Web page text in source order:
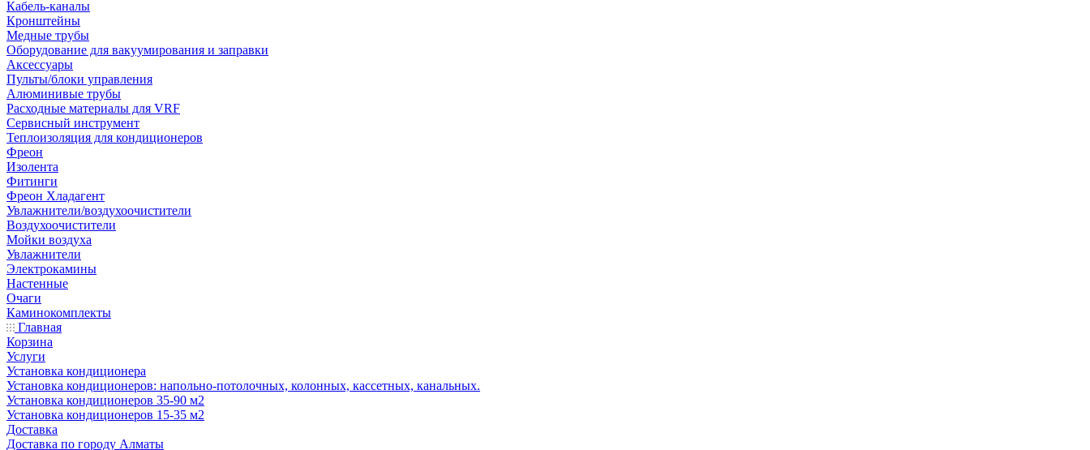
Кабель-каналы
Кронштейны
Медные трубы
Оборудование для вакуумирования и заправки
Аксессуары
Пульты/блоки управления
Алюминивые трубы
Расходные материалы для VRF
Сервисный инструмент
Теплоизоляция для кондиционеров
Фреон
Изолента
Фитинги
Фреон Хладагент
Увлажнители/воздухоочистители
Воздухоочистители
Мойки воздуха
Увлажнители
Электрокамины
Настенные
Очаги
Каминокомплекты
Главная
Корзина
Услуги
Установка кондиционера
Установка кондиционеров: напольно-потолочных, колонных, кассетных, канальных.
Установка кондиционеров 35-90 м2
Установка кондиционеров 15-35 м2
Доставка
Доставка по городу Алматы